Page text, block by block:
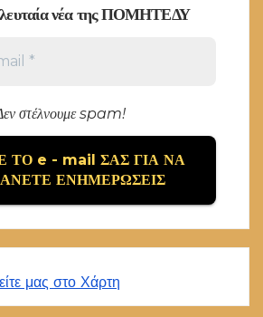
νέα της ΠΟΜΗΤΕΔΥ
στέλνουμε spam!
μας στο Χάρτη